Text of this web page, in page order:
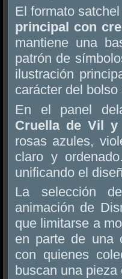
El formato
principal con
mantiene una
patrón de
ilustración
carácter del
En el panel
Cruella de Vil y
rosas azules,
claro y
unificando el
La selección
animación de
que limitarse a
en parte de una
con quienes
buscan una